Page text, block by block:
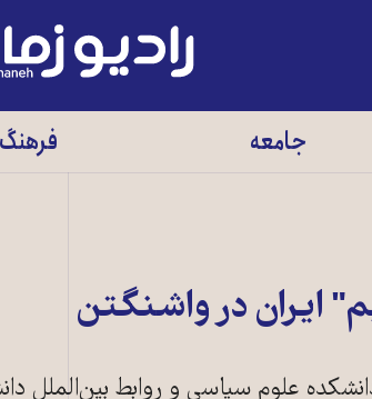
رادیو
زمانه
جامعه فرهنگ
ایران در واشنگتن
دانشکده علوم سیاسی و روابط بین‌الملل